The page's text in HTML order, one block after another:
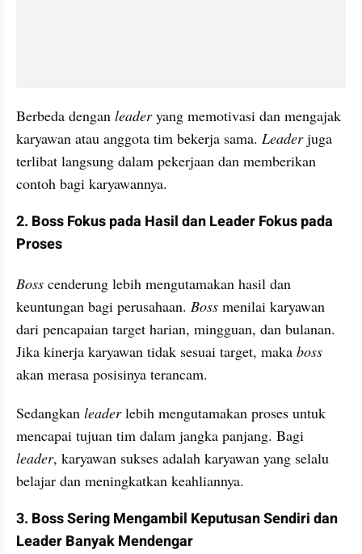
Berbeda dengan leader yang memotivasi dan mengajak
karyawan atau anggota tim bekerja sama. Leader juga
terlibat langsung dalam pekerjaan dan memberikan
contoh bagi karyawannya.
2. Boss Fokus pada Hasil dan Leader Fokus pada
Proses
Boss cenderung lebih mengutamakan hasil dan
keuntungan bagi perusahaan. Boss menilai karyawan
dari pencapaian target harian, mingguan, dan bulanan.
Jika kinerja karyawan tidak sesuai target, maka
akan merasa posisinya terancam.
Sedangkan leader lebih mengutamakan proses untuk
leader, karyawan sukses adalah karyawan yang selalu
belajar dan meningkatkan keahliannya.
3. Boss Sering Mengambil Keputusan Sendiri dan
Leader Banyak Mendengar